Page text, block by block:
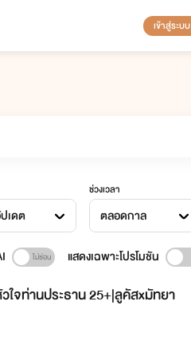
เข้าสู่ระบบ
เดต
ช่วงเวลา
ตลอดกาล
แสดงเฉพาะโปรโมชัน
ใจท่านประธาน 25+|ลูคัสxมัทยา